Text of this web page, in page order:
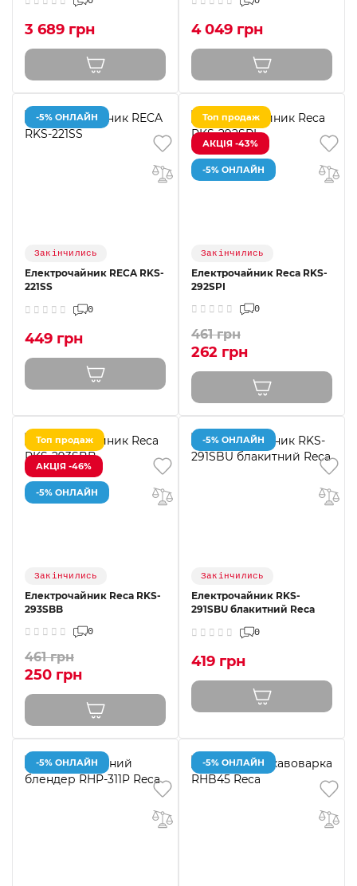
3 689 грн 4 049 грн
-5% ОНЛАЙН
Закінчились
Електрочайник RECA RKS-
221SS
0
449 грн
Топ продаж
АКЦІЯ -43%
-5% ОНЛАЙН
Закінчились
Електрочайник Reca RKS-
292SPI
0
461 грн
262 грн
Топ продаж
АКЦІЯ -46%
-5% ОНЛАЙН
Закінчились
Електрочайник Reca RKS-
293SBB
0
461 грн
250 грн
-5% ОНЛАЙН
Закінчились
Електрочайник RKS-
291SBU блакитний Reca
0
419 грн
-5% ОНЛАЙН -5% ОНЛАЙН